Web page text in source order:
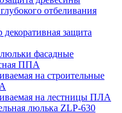
отбеливания
защита
фасадные
ППА
на строительные
на лестницы ПЛА
люлька ZLP-630